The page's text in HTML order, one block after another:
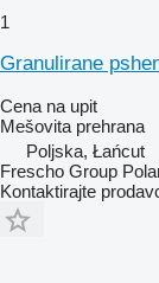
1
Granulirane
Cena na upit
Mešovita prehrana
Poljska, Łańcut
Frescho Group
Kontaktirajte